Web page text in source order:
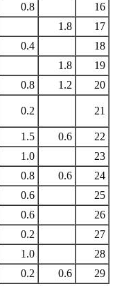
0.8
16
1.8
17
0.4
18
1.8
19
0.8 1.2
20
0.2 21
1.5 0.6
22
1.0
23
0.8 0.6
24
0.6
25
0.6
26
0.2
27
1.0
28
0.2 0.6 29